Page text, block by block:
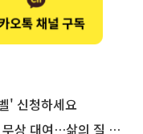
' 신청하세요
대여…삶의 질 높인다